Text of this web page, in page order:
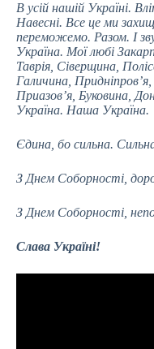
В усій нашій Україні.
Навесні. Все це ми
переможемо. Разом. І
Україна. Мої любі
Таврія, Сіверщина,
Галичина,
Приазов’я, Буковина,
Україна. Наша Україна.
Єдина, бо сильна.
З Днем Соборності,
З Днем Соборності,
Слава Україні!